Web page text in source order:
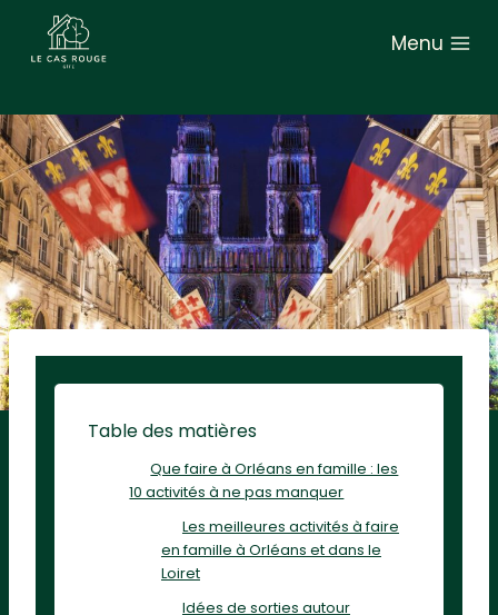
e
r
a
u
c
o
n
t
e
n
u
Menu
Table des matières
Que faire à Orléans en famille : les
10 activités à ne pas manquer
Les meilleures activités à faire
en famille à Orléans et dans le
Loiret
Idées de sorties autour